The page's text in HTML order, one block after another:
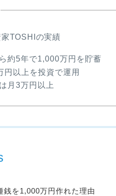
TOSHIの実績
約5年で1,000万円を貯蓄
円以上を投資で運用
月3万円以上
銭を1,000万円作れた理由